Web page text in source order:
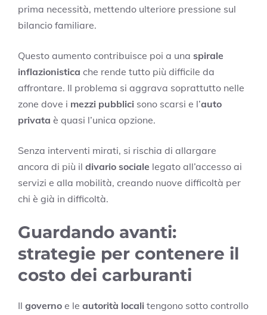
prima necessità, mettendo ulteriore pressione sul
bilancio familiare.
Questo aumento contribuisce poi a una spirale
inflazionistica che rende tutto più difficile da
affrontare. Il problema si aggrava soprattutto nelle
zone dove i mezzi pubblici sono scarsi e l’auto
privata è quasi l’unica opzione.
Senza interventi mirati, si rischia di allargare
ancora di più il divario sociale legato all’accesso ai
servizi e alla mobilità, creando nuove difficoltà per
chi è già in difficoltà.
Guardando avanti:
strategie per contenere il
costo dei carburanti
Il governo e le autorità locali tengono sotto controllo